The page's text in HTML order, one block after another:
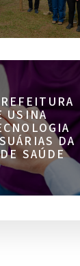
USINA
DA
SAÚDE